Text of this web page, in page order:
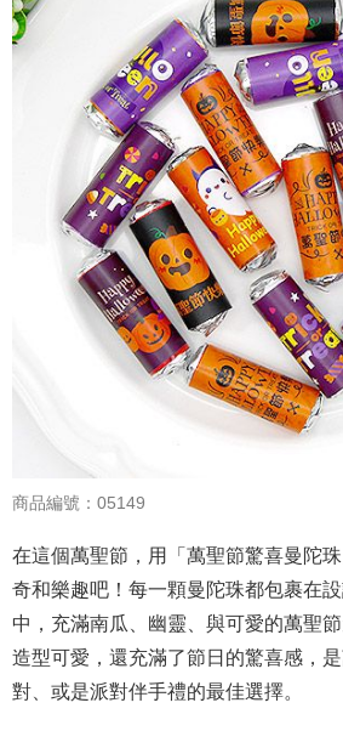
商品編號：05149
在這個萬聖節，用「萬聖節驚喜曼陀
奇和樂趣吧！每一顆曼陀珠都包裹在
中，充滿南瓜、幽靈、與可愛的萬聖
造型可愛，還充滿了節日的驚喜感，
對、或是派對伴手禮的最佳選擇。